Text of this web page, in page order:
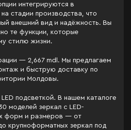
интегрируются в
стадии производства, что
внешний вид и надёжность. Вы
те функции, которые
стилю жизни.
— 2,667 mdl. Мы предлагаем
и быструю доставку по
Молдовы.
подсветкой. В нашем каталоге
моделей зеркал с LED-
форм и размеров — от
крупноформатных зеркал под